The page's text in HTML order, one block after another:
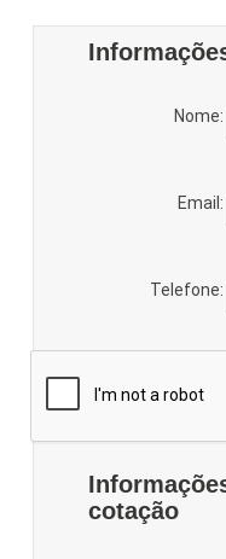
Nome:
Email:
Telefone:
cotação